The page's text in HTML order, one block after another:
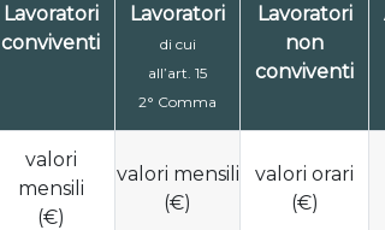
Lavoratori
conviventi
Lavoratori
di cui
all’art. 15
2° Comma
Lavoratori
non
conviventi
valori
mensili
(€)
valori mensili
(€)
valori orari
(€)